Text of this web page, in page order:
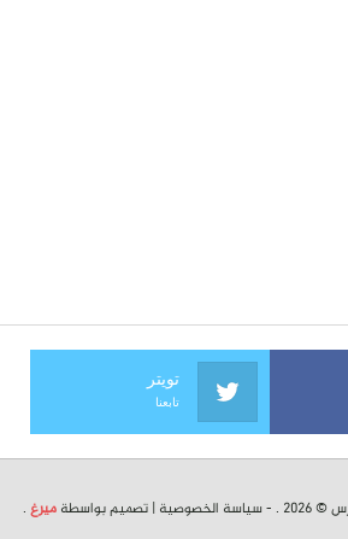
تويتر
تابعنا
. - سياسة الخصوصية | تصميم بواسطة ميرغ .